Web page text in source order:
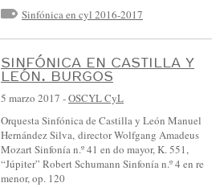
Sinfónica en cyl 2016-2017
SINFÓNICA EN CASTILLA Y
LEÓN. BURGOS
5 marzo 2017 -OSCYL CyL
Orquesta Sinfónica de Castilla y León Manuel
Hernández Silva, director Wolfgang Amadeus
Mozart Sinfonía n.º 41 en do mayor, K. 551,
“Júpiter” Robert Schumann Sinfonía n.º 4 en re
menor, op. 120